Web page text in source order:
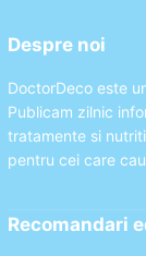
Despre noi
DoctorDeco este
Publicam zilnic
tratamente si
pentru cei care
Recomandari